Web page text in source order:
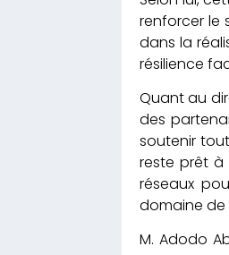
renforcer le
dans la
résilience
Quant au
des
soutenir
reste prêt
réseaux
domaine de
M. Adodo